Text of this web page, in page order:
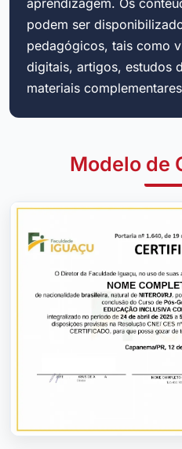
podem ser
pedagógicos, tais como
digitais, artigos, estudos
materiais
Modelo de